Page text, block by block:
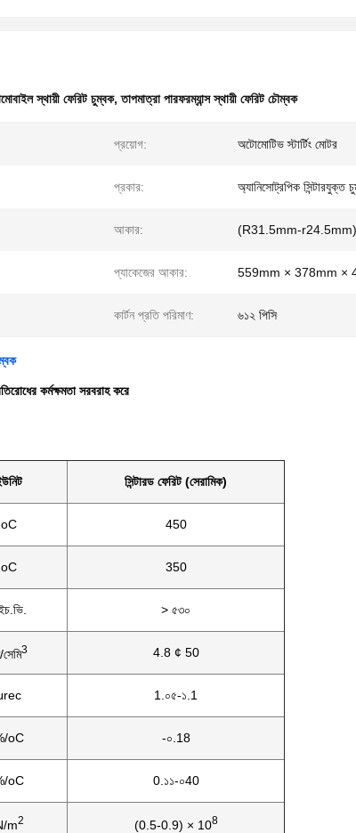
স্থায়ী ফেরিট চুম্বক,তাপমাত্রা পারফরম্যান্স স্থায়ী ফেরিট চৌম্বক
প্রয়োগ: অটোমোটিভ স্টার্টিং মোটর
প্রকার: অ্যানিসোট্রপিক সিন্টারযুক্ত
আকার: (R31.5mm-
প্যাকেজের আকার: 559mm × 378mm ×
কার্টন প্রতি পরিমাণ: ৬১২ পিসি
কর্মক্ষমতা সরবরাহ করে
সিন্টারড ফেরিট (সেরামিক)
oC 450
oC 350
> ৫৩০
3 4.8 ¢ 50
1.০৫-১.1
oC -০.18
oC 0.১১-০40
m2 (0.5-0.9) × 108